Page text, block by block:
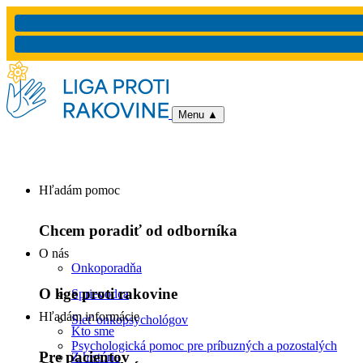
Menu ▲
Hľadám pomoc
Chcem poradiť od odborníka
Onkoporadňa
Sprievodca
Sieť onkopsychológov
Psychologická pomoc pre príbuzných a pozostalých
O nás
O lige proti rakovine
Kto sme
Z histórie
Hľadám informácie
Pre pacientov